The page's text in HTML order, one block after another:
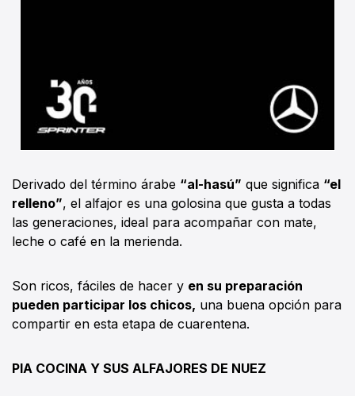
Derivado del término árabe “al-hasú” que significa “el
relleno”, el alfajor es una golosina que gusta a todas
las generaciones, ideal para acompañar con mate,
leche o café en la merienda.
Son ricos, fáciles de hacer y en su preparación
pueden participar los chicos, una buena opción para
compartir en esta etapa de cuarentena.
PIA COCINA Y SUS ALFAJORES DE NUEZ